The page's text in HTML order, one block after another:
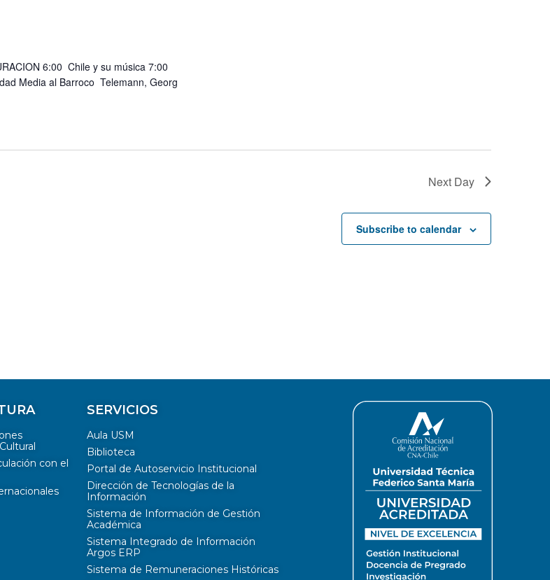
6:00 Chile y su música 7:00
Media al Barroco Telemann, Georg
Next Day
Subscribe to calendar
con el
SERVICIOS
Aula USM
Biblioteca
Portal de Autoservicio Institucional
Dirección de Tecnologías de la
Información
Sistema de Información de Gestión
Académica
Sistema Integrado de Información
Argos ERP
Sistema de Remuneraciones Históricas